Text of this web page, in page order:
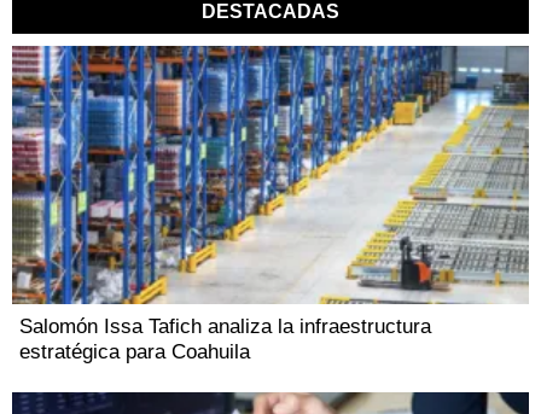
DESTACADAS
Salomón Issa Tafich analiza la infraestructura
estratégica para Coahuila